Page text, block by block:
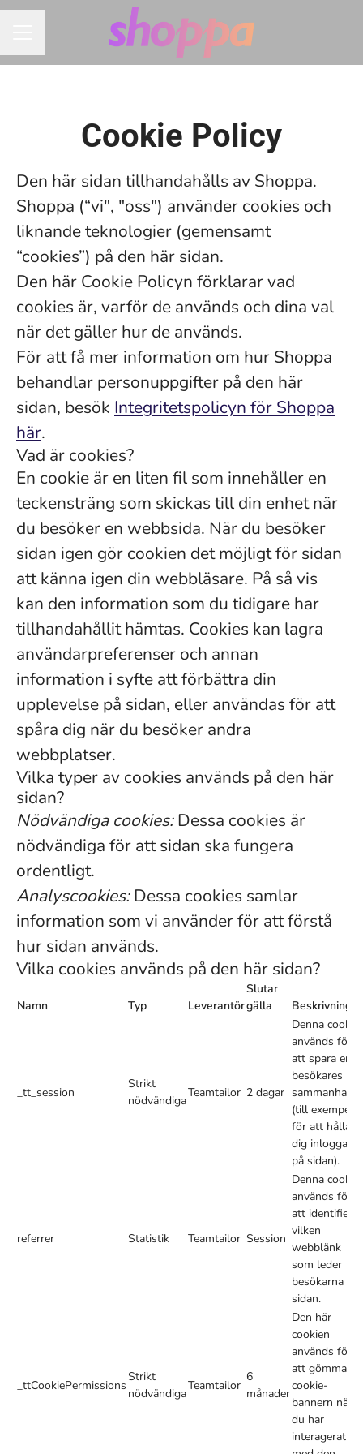
Cookie Policy
Den här sidan tillhandahålls av Shoppa.
Shoppa (“vi", "oss") använder cookies och
liknande teknologier (gemensamt
“cookies”) på den här sidan.
Den här Cookie Policyn förklarar vad
cookies är, varför de används och dina val
när det gäller hur de används.
För att få mer information om hur Shoppa
behandlar personuppgifter på den här
sidan, besök Integritetspolicyn för Shoppa
här.
Vad är cookies?
En cookie är en liten fil som innehåller en
teckensträng som skickas till din enhet när
du besöker en webbsida. När du besöker
sidan igen gör cookien det möjligt för sidan
att känna igen din webbläsare. På så vis
kan den information som du tidigare har
tillhandahållit hämtas. Cookies kan lagra
användarpreferenser och annan
information i syfte att förbättra din
upplevelse på sidan, eller användas för att
spåra dig när du besöker andra
webbplatser.
Vilka typer av cookies används på den här
sidan?
Nödvändiga cookies:Dessa cookies är
nödvändiga för att sidan ska fungera
ordentligt.
Analyscookies:Dessa cookies samlar
information som vi använder för att förstå
hur sidan används.
Vilka cookies används på den här sidan?
Namn Typ Leverantör
Slutar
gälla
Beskrivning
_tt_session
Strikt
nödvändiga
Teamtailor 2 dagar
Denna cookie
används för
att spara en
besökares
sammanhang
(till exempel
för att hålla
dig inloggad
på sidan).
referrer Statistik Teamtailor Session
Denna cookie
används för
att identifiera
vilken
webblänk
som leder
besökarna till
sidan.
_ttCookiePermissions
Strikt
nödvändiga
Teamtailor
6
månader
Den här
cookien
används för
att gömma
cookie-
bannern när
du har
interagerat